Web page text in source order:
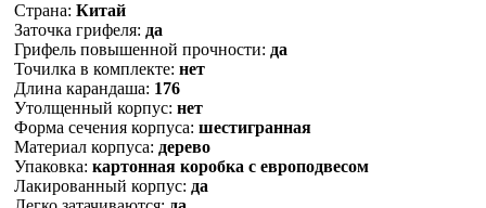
Страна: Китай
Заточка грифеля: да
Грифель повышенной прочности: да
Точилка в комплекте: нет
Длина карандаша: 176
Утолщенный корпус: нет
Форма сечения корпуса: шестигранная
Материал корпуса: дерево
Упаковка: картонная коробка c европодвесом
Лакированный корпус: да